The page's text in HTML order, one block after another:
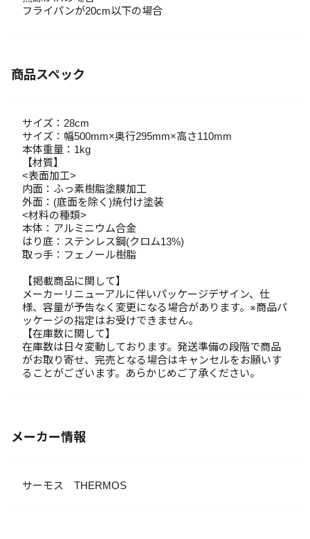
フライパンが20cm以下の場合
商品スペック
サイズ：28cm
サイズ：幅500mm×奥行295mm×高さ110mm
本体重量：1kg
【材質】
<表面加工>
内面：ふっ素樹脂塗膜加工
外面：(底面を除く)焼付け塗装
<材料の種類>
本体：アルミニウム合金
はり底：ステンレス鋼(クロム13%)
取っ手：フェノール樹脂
【掲載商品に関して】
メーカーリニューアルに伴いパッケージデザイン、仕
様、容量が予告なく変更になる場合があります。※商品パ
ッケージの指定はお受けできません。
【在庫数に関して】
在庫数は日々変動しております。発送準備の段階で商品
がお取り寄せ、完売となる場合はキャンセルをお願いす
ることがございます。あらかじめご了承ください。
メーカー情報
サーモス THERMOS